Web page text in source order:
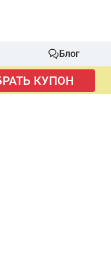
Блог
КУПОН